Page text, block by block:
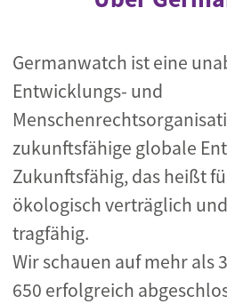
Germanwatch ist eine
Entwicklungs- und
zukunftsfähige globale
Zukunftsfähig, das heißt
ökologisch verträglich
tragfähig.
Wir schauen auf mehr als
650 erfolgreich